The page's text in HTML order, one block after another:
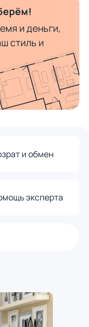
и деньги,
стиль и
и обмен
эксперта